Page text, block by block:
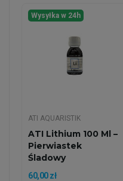
Wysyłka w 24h
ATI AQUARISTIK
ATI Lithium 100 Ml –
Pierwiastek
Śladowy
Wspierający...
60,00 zł